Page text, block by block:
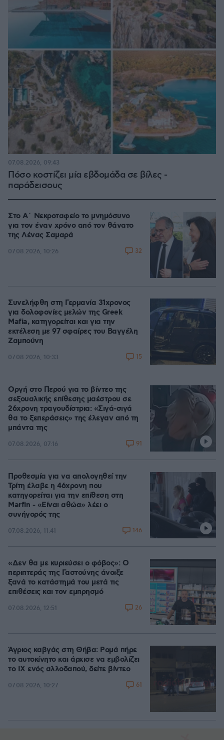
Πόσο κοστίζει μία εβδομάδα σε βίλες -
παράδεισους
07.08.2026, 09:43
Στο Α΄ Νεκροταφείο το μνημόσυνο
για τον έναν χρόνο από τον θάνατο
της Λένας Σαμαρά
07.08.2026, 10:26 32
Συνελήφθη στη Γερμανία 31χρονος
για δολοφονίες μελών της Greek
Mafia, κατηγορείται και για την
εκτέλεση με 97 σφαίρες του Βαγγέλη
Ζαμπούνη
07.08.2026, 10:33 15
Οργή στο Περού για το βίντεο της
σεξουαλικής επίθεσης μαέστρου σε
26χρονη τραγουδίστρια: «Σιγά-σιγά
θα το ξεπεράσεις» της έλεγαν από τη
μπάντα της
07.08.2026, 07:16 91
Προθεσμία για να απολογηθεί την
Τρίτη έλαβε η 46χρονη που
κατηγορείται για την επίθεση στη
Marfin - «Είναι αθώα» λέει ο
συνήγορός της
07.08.2026, 11:41 146
«Δεν θα με κυριεύσει ο φόβος»: Ο
περιπτεράς της Γαστούνης άνοιξε
ξανά το κατάστημά του μετά τις
επιθέσεις και τον εμπρησμό
07.08.2026, 12:51 26
Άγριος καβγάς στη Θήβα: Ρομά πήρε
το αυτοκίνητο και άρχισε να εμβολίζει
το ΙΧ ενός αλλοδαπού, δείτε βίντεο
07.08.2026, 10:27 61